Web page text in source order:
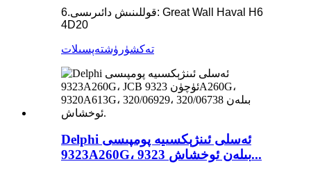
6.قوللىنىش دائىرىسى: Great Wall Haval H6
4D20
تەكشۈرۈشتەپسىلات
Delphi ئەسلى ئىنژېكسىيە پومپىسى
9323A260G، 9323 بىلەن ئوخشاش...